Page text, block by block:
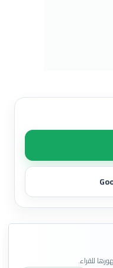
للقراء.